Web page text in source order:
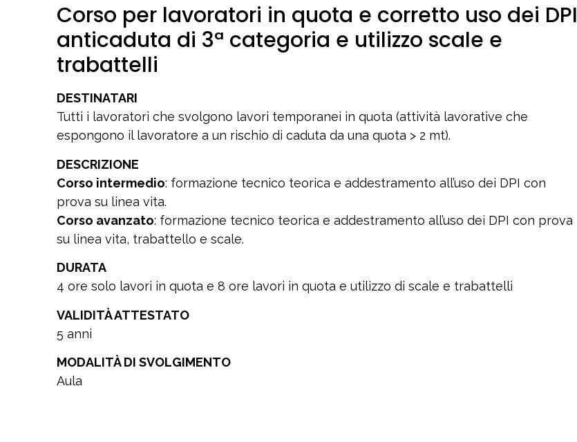
Corso per lavoratori in quota e corretto uso dei DPI
anticaduta di 3ª categoria e utilizzo scale e
trabattelli
DESTINATARI
Tutti i lavoratori che svolgono lavori temporanei in quota (attività lavorative che
espongono il lavoratore a un rischio di caduta da una quota > 2 mt).
DESCRIZIONE
Corso intermedio: formazione tecnico teorica e addestramento all’uso dei DPI con
prova su linea vita.
Corso avanzato: formazione tecnico teorica e addestramento all’uso dei DPI con prova
su linea vita, trabattello e scale.
DURATA
4 ore solo lavori in quota e 8 ore lavori in quota e utilizzo di scale e trabattelli
VALIDITÀ ATTESTATO
5 anni
MODALITÀ DI SVOLGIMENTO
Aula